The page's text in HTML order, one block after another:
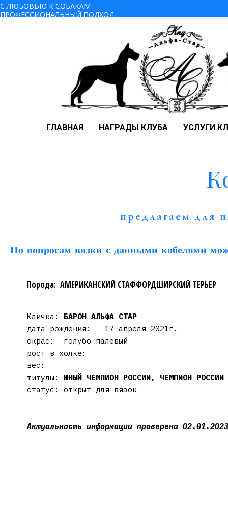
ГЛАВНАЯ НАГРАДЫ КЛУБА УСЛУГИ
С ЛЮБОВЬЮ К СОБАКАМ -
ПРОФЕССИОНАЛЬНЫЙ ПОДХОД
предлагаем для
Порода: АМЕРИКАНСКИЙ СТАФФОРДШИРСКИЙ ТЕРЬЕР
Кличка: БАРОН АЛЬФА СТАР
дата рождения: 17 апреля 2021г.
окрас: голубо-палевый
рост в холке:
вес:
титулы: ЮНЫЙ ЧЕМПИОН РОССИИ, ЧЕМПИОН РОССИИ
статус: открыт для вязок
Актуальность информации проверена
По вопросам вязки с данными кобелями